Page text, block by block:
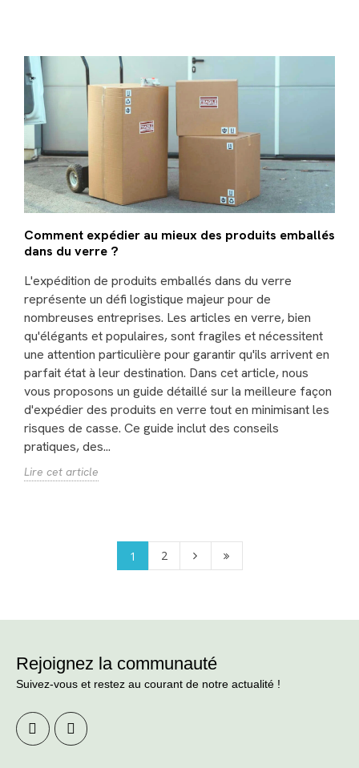
Comment expédier au mieux des produits emballés
dans du verre ?
L'expédition de produits emballés dans du verre
représente un défi logistique majeur pour de
nombreuses entreprises. Les articles en verre, bien
qu'élégants et populaires, sont fragiles et nécessitent
une attention particulière pour garantir qu'ils arrivent en
parfait état à leur destination. Dans cet article, nous
vous proposons un guide détaillé sur la meilleure façon
d'expédier des produits en verre tout en minimisant les
risques de casse. Ce guide inclut des conseils
pratiques, des...
Lire cet article
1 2
Rejoignez la communauté
Suivez-vous et restez au courant de notre actualité !